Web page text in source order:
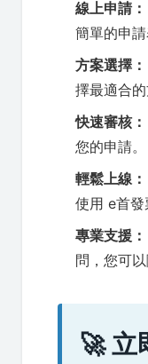
線上申請：
簡單的申請
方案選擇：
擇最適合的
快速審核：
您的申請。
輕鬆上線：
使用 e首發
專業支援：
問，您可
🚀 立